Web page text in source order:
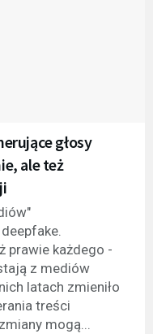
głosy
ale też
prawie każdego -
z mediów
latach zmieniło
treści
mogą...